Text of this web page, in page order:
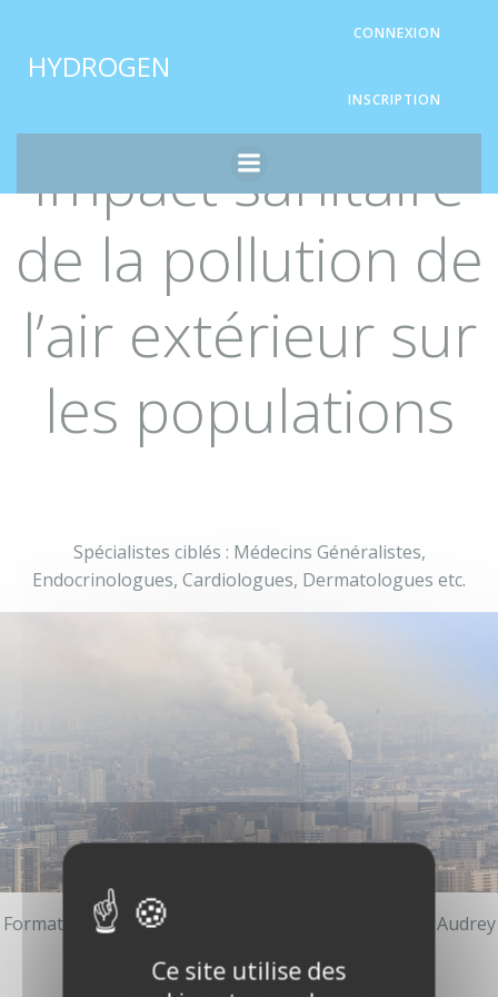
HYDROGEN
CONNEXION
INSCRIPTION
Impact sanitaire
de la pollution de
l’air extérieur sur
les populations
Spécialistes ciblés : Médecins Généralistes,
Endocrinologues, Cardiologues, Dermatologues etc.
Formateur : SPIROUX DE VENDEMOIS Joel / VIENNE Audrey
Financeur : ANDPC
Ce site utilise des